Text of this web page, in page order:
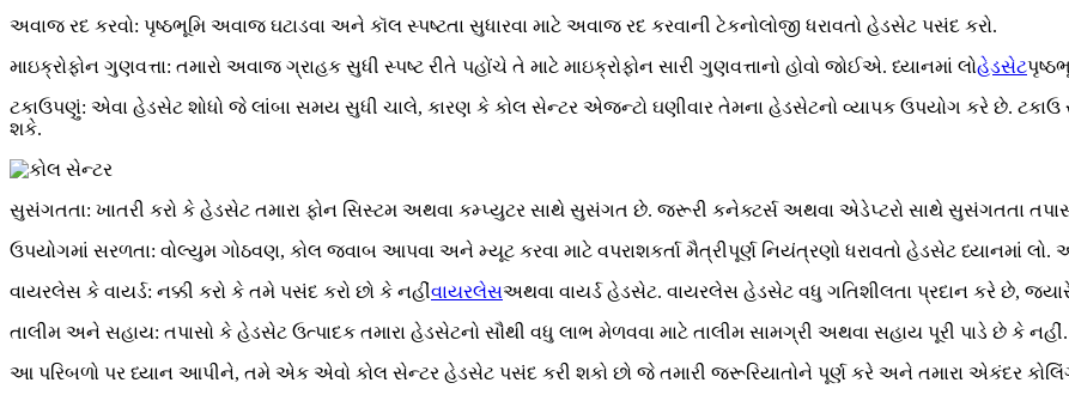
અવાજ રદ કરવો: પૃષ્ઠભૂમિ અવાજ ઘટાડવા અને કૉલ સ્પષ્ટતા સુધારવા માટે અવાજ રદ કરવાની ટેકનોલોજી ધરાવતો હેડસેટ પસંદ કરો.
માઇક્રોફોન ગુણવત્તા: તમારો અવાજ ગ્રાહક સુધી સ્પષ્ટ રીતે પહોંચે તે માટે માઇક્રોફોન સારી ગુણવત્તાનો હોવો જોઈએ. ધ્યાનમાં લોહેડસેટ
ટકાઉપણું: એવા હેડસેટ શોધો જે લાંબા સમય સુધી ચાલે, કારણ કે કોલ સેન્ટર એજન્ટો ઘણીવાર તેમના હેડસેટનો વ્યાપક ઉપયોગ કરે છે. ટકાઉ
શકે.
સુસંગતતા: ખાતરી કરો કે હેડસેટ તમારા ફોન સિસ્ટમ અથવા કમ્પ્યુટર સાથે સુસંગત છે. જરૂરી કનેક્ટર્સ અથવા એડેપ્ટરો સાથે સુસંગતતા
ઉપયોગમાં સરળતા: વોલ્યુમ ગોઠવણ, કોલ જવાબ આપવા અને મ્યૂટ કરવા માટે વપરાશકર્તા મૈત્રીપૂર્ણ નિયંત્રણો ધરાવતો હેડસેટ ધ્યાનમાં લો.
વાયરલેસ કે વાયર્ડ: નક્કી કરો કે તમે પસંદ કરો છો કે નહીંવાયરલેસઅથવા વાયર્ડ હેડસેટ. વાયરલેસ હેડસેટ વધુ ગતિશીલતા પ્રદાન કરે છે,
તાલીમ અને સહાય: તપાસો કે હેડસેટ ઉત્પાદક તમારા હેડસેટનો સૌથી વધુ લાભ મેળવવા માટે તાલીમ સામગ્રી અથવા સહાય પૂરી પાડે છે કે નહીં.
આ પરિબળો પર ધ્યાન આપીને, તમે એક એવો કોલ સેન્ટર હેડસેટ પસંદ કરી શકો છો જે તમારી જરૂરિયાતોને પૂર્ણ કરે અને તમારા એકંદર